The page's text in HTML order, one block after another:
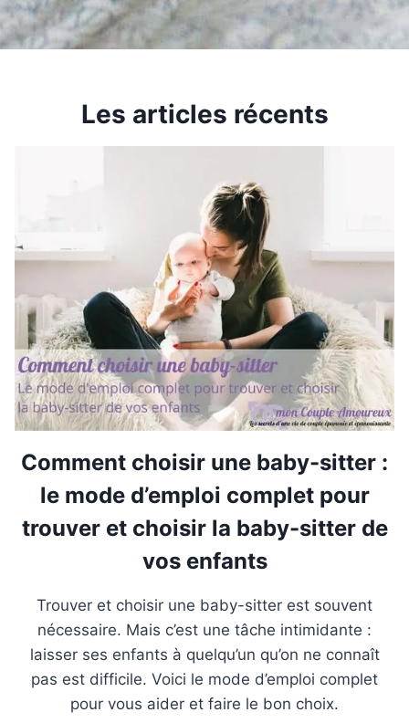
Les articles récents
Comment choisir une baby-sitter :
le mode d’emploi complet pour
trouver et choisir la baby-sitter de
vos enfants
Trouver et choisir une baby-sitter est souvent
nécessaire. Mais c’est une tâche intimidante :
laisser ses enfants à quelqu’un qu’on ne connaît
pas est difficile. Voici le mode d’emploi complet
pour vous aider et faire le bon choix.